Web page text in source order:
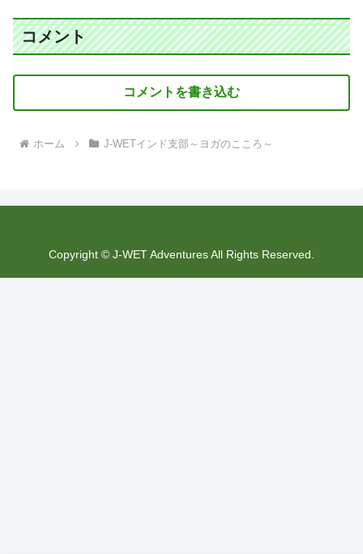
コメント
コメントを書き込む
ホーム J-WETインド支部～ヨガのこころ～
Copyright © J-WET Adventures All Rights Reserved.